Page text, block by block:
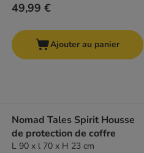
49,99 €
Ajouter au panier
Nomad Tales Spirit Housse
de protection de coffre
L 90 x l 70 x H 23 cm